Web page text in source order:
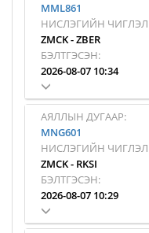
MML861
НИСЛЭГИЙН
ZMCK-ZBER
БЭЛТГЭСЭН:
2026-08-07 10:34
АЯЛЛЫН ДУГААР:
MNG601
НИСЛЭГИЙН
ZMCK- RKSI
БЭЛТГЭСЭН:
2026-08-07 10:29